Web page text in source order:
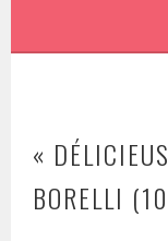
«
BORELLI